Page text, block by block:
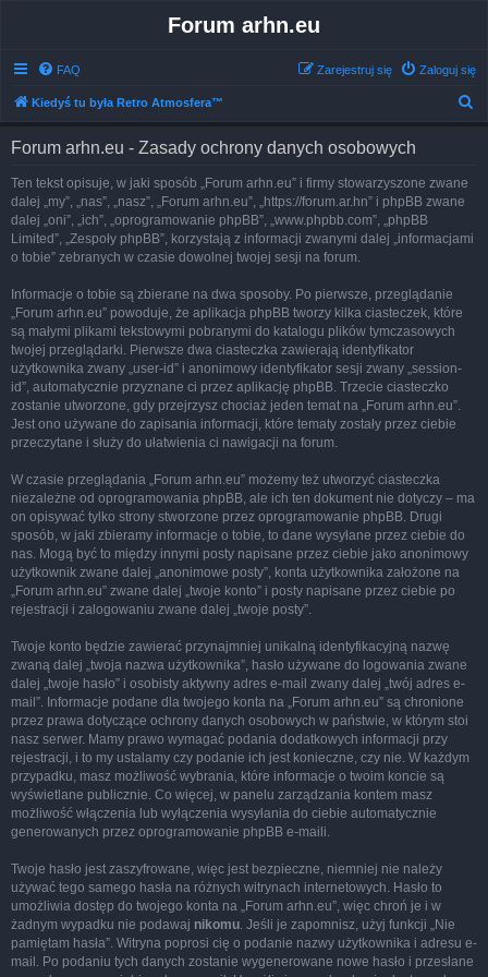
Forum arhn.eu
FAQ Zaloguj się
Zarejestruj się
Kiedyś tu była Retro Atmosfera™
Forum arhn.eu - Zasady ochrony danych osobowych
Ten tekst opisuje, w jaki sposób „Forum arhn.eu” i firmy stowarzyszone zwane
dalej „my”, „nas”, „nasz”, „Forum arhn.eu”, „https://forum.ar.hn” i phpBB zwane
dalej „oni”, „ich”, „oprogramowanie phpBB”, „www.phpbb.com”, „phpBB
Limited”, „Zespoły phpBB”, korzystają z informacji zwanymi dalej „informacjami
o tobie” zebranych w czasie dowolnej twojej sesji na forum.
Informacje o tobie są zbierane na dwa sposoby. Po pierwsze, przeglądanie
„Forum arhn.eu” powoduje, że aplikacja phpBB tworzy kilka ciasteczek, które
są małymi plikami tekstowymi pobranymi do katalogu plików tymczasowych
twojej przeglądarki. Pierwsze dwa ciasteczka zawierają identyfikator
użytkownika zwany „user-id” i anonimowy identyfikator sesji zwany „session-
id”, automatycznie przyznane ci przez aplikację phpBB. Trzecie ciasteczko
zostanie utworzone, gdy przejrzysz chociaż jeden temat na „Forum arhn.eu”.
Jest ono używane do zapisania informacji, które tematy zostały przez ciebie
przeczytane i służy do ułatwienia ci nawigacji na forum.
W czasie przeglądania „Forum arhn.eu” możemy też utworzyć ciasteczka
niezależne od oprogramowania phpBB, ale ich ten dokument nie dotyczy – ma
on opisywać tylko strony stworzone przez oprogramowanie phpBB. Drugi
sposób, w jaki zbieramy informacje o tobie, to dane wysyłane przez ciebie do
nas. Mogą być to między innymi posty napisane przez ciebie jako anonimowy
użytkownik zwane dalej „anonimowe posty”, konta użytkownika założone na
„Forum arhn.eu” zwane dalej „twoje konto” i posty napisane przez ciebie po
rejestracji i zalogowaniu zwane dalej „twoje posty”.
Twoje konto będzie zawierać przynajmniej unikalną identyfikacyjną nazwę
zwaną dalej „twoja nazwa użytkownika”, hasło używane do logowania zwane
dalej „twoje hasło” i osobisty aktywny adres e-mail zwany dalej „twój adres e-
mail”. Informacje podane dla twojego konta na „Forum arhn.eu” są chronione
przez prawa dotyczące ochrony danych osobowych w państwie, w którym stoi
nasz serwer. Mamy prawo wymagać podania dodatkowych informacji przy
rejestracji, i to my ustalamy czy podanie ich jest konieczne, czy nie. W każdym
przypadku, masz możliwość wybrania, które informacje o twoim koncie są
wyświetlane publicznie. Co więcej, w panelu zarządzania kontem masz
możliwość włączenia lub wyłączenia wysyłania do ciebie automatycznie
generowanych przez oprogramowanie phpBB e-maili.
Twoje hasło jest zaszyfrowane, więc jest bezpieczne, niemniej nie należy
używać tego samego hasła na różnych witrynach internetowych. Hasło to
umożliwia dostęp do twojego konta na „Forum arhn.eu”, więc chroń je i w
żadnym wypadku nie podawaj nikomu. Jeśli je zapomnisz, użyj funkcji „Nie
pamiętam hasła”. Witryna poprosi cię o podanie nazwy użytkownika i adresu e-
mail. Po podaniu tych danych zostanie wygenerowane nowe hasło i przesłane